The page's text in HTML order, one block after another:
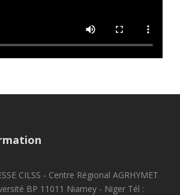
CILSS - Centre Régional AGRHYMET
BP 11011 Niamey - Niger Tél :